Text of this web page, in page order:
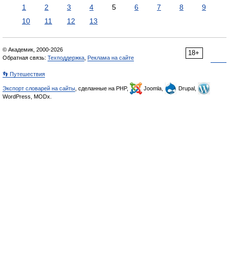
1 2 3 4 5 6 7 8
9
10
11 12 13
18+
© Академик, 2000-2026
Обратная связь: Техподдержка Реклама на сайте
👣 Путешествия
Экспорт словарей на сайты , сделанные на PHP, Joomla,
Drupal,
WordPress, MODx.